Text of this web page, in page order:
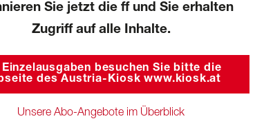
Sie jetzt die ff und Sie erhalten
Zugriff auf alle Inhalte.
Einzelausgaben besuchen Sie bitte die
des Austria-Kiosk www.kiosk.at
Unsere Abo-Angebote im Überblick